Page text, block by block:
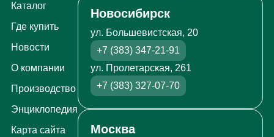
Каталог
Где купить
Новости
О компании
Производство
Энциклопедия
Карта сайта
Новосибирск
ул. Большевистская, 20
+7 (383) 347-21-91
ул. Пролетарская, 261
+7 (383) 327-07-70
Москва